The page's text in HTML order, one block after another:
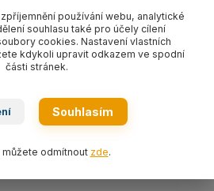
pojistkou pr. 14 mm/délka L dle
Provedení dle EN 13414-1 pozink.
používání webu, analytické
souhlasu také pro účely cílení
cookies. Nastavení vlastních
kdykoli upravit odkazem ve spodní
části stránek.
Souhlasím
můžete odmítnout zde.